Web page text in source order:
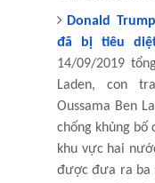
Donald
đã bị tiêu
14/09/2019
Laden, con
Oussama Ben
chống khủng bố
khu vực hai
được đưa ra ba